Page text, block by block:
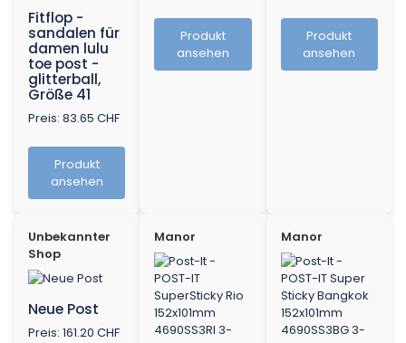
Fitflop -
sandalen für
damen lulu
toe post -
glitterball,
Größe 41
Preis: 83.65 CHF
Produkt
ansehen
Produkt
ansehen
Produkt
ansehen
Unbekannter
Shop
Neue Post
Preis: 161.20 CHF
Manor Manor